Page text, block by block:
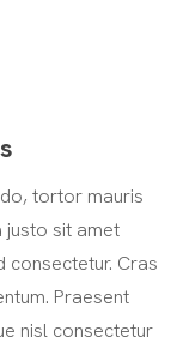
tortor mauris
justo sit amet
consectetur. Cras
Praesent
nisl consectetur